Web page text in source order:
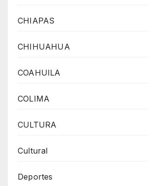
CHIAPAS
CHIHUAHUA
COAHUILA
COLIMA
CULTURA
Cultural
Deportes